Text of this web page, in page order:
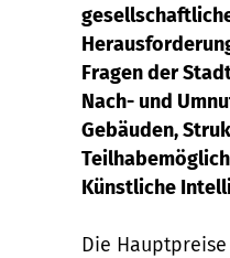
Fragen der
Nach- und
Gebäuden,
Künstliche
Die